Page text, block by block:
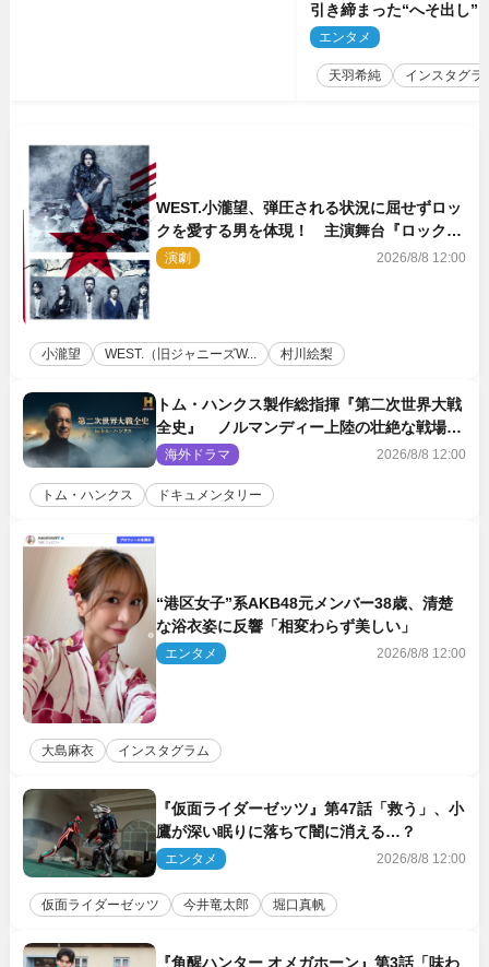
引き締まった“へそ出し”
「可愛い過ぎる」
エンタメ
天羽希純 インスタグラ
WEST.小瀧望、弾圧される状況に屈せずロッ
クを愛する男を体現！ 主演舞台『ロックン
ロール』ビジュアル解禁
演劇 2026/8/8 12:00
小瀧望 WEST.（旧ジャニーズW... 村川絵梨
トム・ハンクス製作総指揮『第二次世界大戦
全史』 ノルマンディー上陸の壮絶な戦場を
収めた特別映像解禁
海外ドラマ 2026/8/8 12:00
トム・ハンクス ドキュメンタリー
“港区女子”系AKB48元メンバー38歳、清楚
な浴衣姿に反響「相変わらず美しい」
エンタメ 2026/8/8 12:00
大島麻衣 インスタグラム
『仮面ライダーゼッツ』第47話「救う」、小
鷹が深い眠りに落ちて闇に消える…？
エンタメ 2026/8/8 12:00
仮面ライダーゼッツ 今井竜太郎 堀口真帆
『角醒ハンター オメガホーン』第3話「味わ